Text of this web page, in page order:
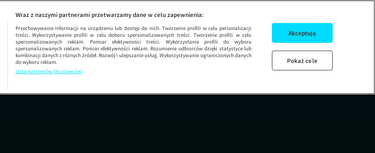
SEZON 9 ODCINEK 29
KARTOTEKA 9
Wraz z naszymi partnerami przetwarzamy dane w celu zapewnienia:
Przechowywanie informacji na urządzeniu lub dostęp do nich. Tworzenie profili w celu personalizacji
treści. Wykorzystywanie profili w celu doboru spersonalizowanych treści. Tworzenie profili w celu
spersonalizowanych reklam. Pomiar efektywności treści. Wykorzystanie profili do wyboru
spersonalizowanych reklam. Pomiar efektywności reklam. Rozumienie odbiorców dzięki statystyce lub
kombinacji danych z różnych źródeł. Rozwój i ulepszanie usług. Wykorzystywanie ograniczonych danych
do wyboru reklam.
Lista partnerów (dostawców)
Akceptuję
Pokaż cele